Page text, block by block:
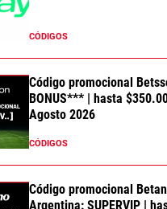
CÓDIGOS
Código promocional
BONUS*** | hasta
Agosto 2026
CÓDIGOS
Código promocional
Argentina: SUPERVIP |